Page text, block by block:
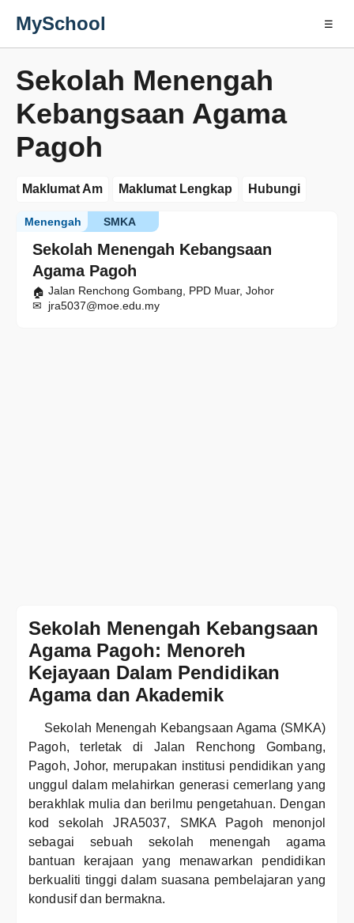
MySchool ☰
Sekolah Menengah
Kebangsaan Agama
Pagoh
Maklumat Am Maklumat Lengkap Hubungi
Sekolah Menengah Kebangsaan
Agama Pagoh
SMKA
Menengah
Jalan Renchong Gombang, PPD Muar, Johor
jra5037@moe.edu.my
Sekolah Menengah Kebangsaan
Agama Pagoh: Menoreh
Kejayaan Dalam Pendidikan
Agama dan Akademik
Sekolah Menengah Kebangsaan Agama (SMKA)
Pagoh, terletak di Jalan Renchong Gombang,
Pagoh, Johor, merupakan institusi pendidikan yang
unggul dalam melahirkan generasi cemerlang yang
berakhlak mulia dan berilmu pengetahuan. Dengan
kod sekolah JRA5037, SMKA Pagoh menonjol
sebagai sebuah sekolah menengah agama
bantuan kerajaan yang menawarkan pendidikan
berkualiti tinggi dalam suasana pembelajaran yang
kondusif dan bermakna.